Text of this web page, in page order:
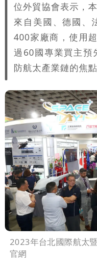
位外貿協會表示，
來自美國、德國、
400家廠商，使用
過60國專業買主預
防航太產業鏈的焦點
2023年台北國際航太
官網